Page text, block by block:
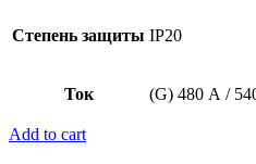
Степень защиты IP20
Ток (G) 480 А /
Add to cart